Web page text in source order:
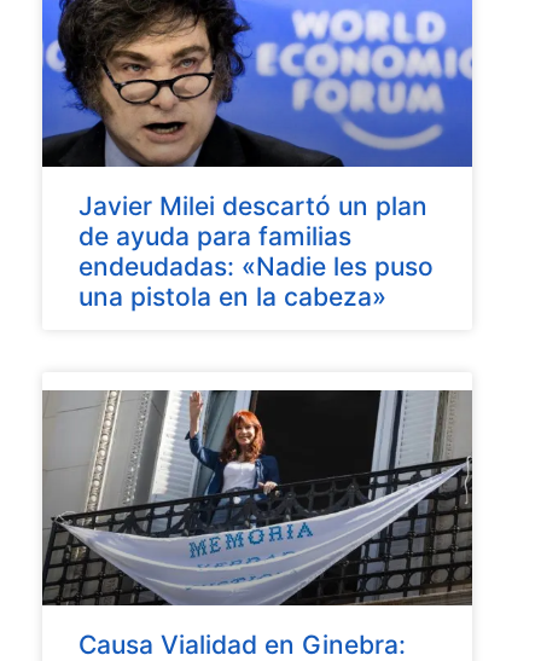
Javier Milei descartó un plan
de ayuda para familias
endeudadas: «Nadie les puso
una pistola en la cabeza»
Causa Vialidad en Ginebra: